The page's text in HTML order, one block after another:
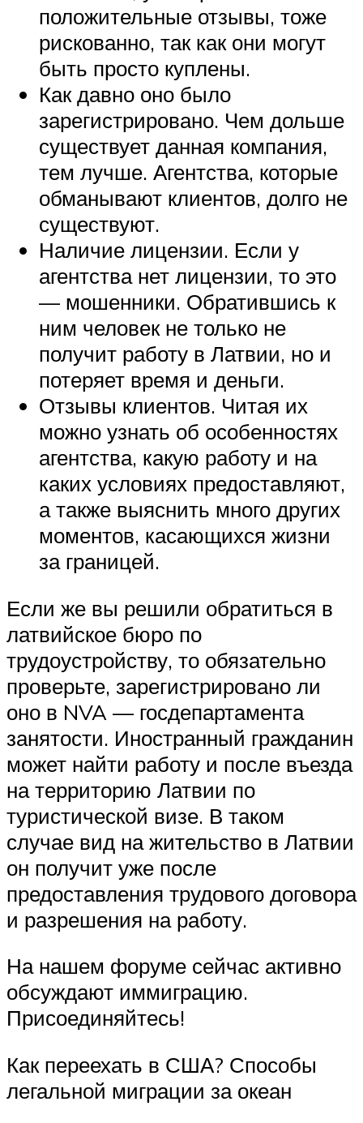
положительные отзывы, тоже
рискованно, так как они могут
быть просто куплены.
Как давно оно было
зарегистрировано. Чем дольше
существует данная компания,
тем лучше. Агентства, которые
обманывают клиентов, долго не
существуют.
Наличие лицензии. Если у
агентства нет лицензии, то это
— мошенники. Обратившись к
ним человек не только не
получит работу в Латвии, но и
потеряет время и деньги.
Отзывы клиентов. Читая их
можно узнать об особенностях
агентства, какую работу и на
каких условиях предоставляют,
а также выяснить много других
моментов, касающихся жизни
за границей.
Если же вы решили обратиться в
латвийское бюро по
трудоустройству, то обязательно
проверьте, зарегистрировано ли
оно в NVA — госдепартамента
занятости. Иностранный гражданин
может найти работу и после въезда
на территорию Латвии по
туристической визе. В таком
случае вид на жительство в Латвии
он получит уже после
предоставления трудового договора
и разрешения на работу.
На нашем форуме сейчас активно
обсуждают иммиграцию.
Присоединяйтесь!
Как переехать в США? Способы
легальной миграции за океан